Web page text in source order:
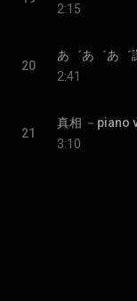
2:15
20
2:41
21
真相 －piano
3:10